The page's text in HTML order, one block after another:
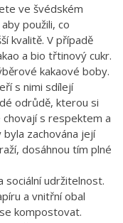
ve švédském
použili, co
kvalitě. V případě
a bio třtinový cukr.
kakaové boby.
s nimi sdílejí
odrůdě, kterou si
s respektem a
zachována její
dosáhnou tím plné
sociální udržitelnost.
a vnitřní obal
kompostovat.